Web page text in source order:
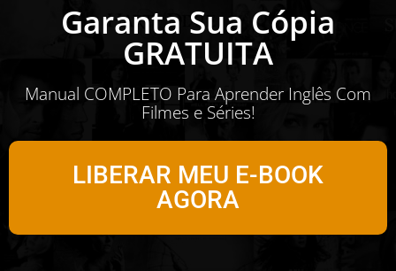
Garanta Sua Cópia
GRATUITA
Manual COMPLETO Para Aprender Inglês Com
Filmes e Séries!
LIBERAR MEU E-BOOK
AGORA